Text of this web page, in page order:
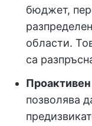
бюджет,
области.
са
позволява